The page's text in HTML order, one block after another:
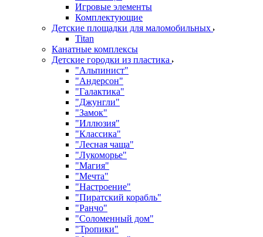
Игровые элементы
Комплектующие
Детские площадки для маломобильных
Titan
Канатные комплексы
Детские городки из пластика
"Альпинист"
"Андерсон"
"Галактика"
"Джунгли"
"Замок"
"Иллюзия"
"Классика"
"Лесная чаща"
"Лукоморье"
"Магия"
"Мечта"
"Настроение"
"Пиратский корабль"
"Ранчо"
"Соломенный дом"
"Тропики"